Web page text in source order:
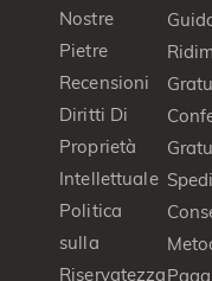
Nostre
Pietre
Recensioni
Diritti Di
Proprietà
Intellettuale
Politica
sulla
Riservatezza